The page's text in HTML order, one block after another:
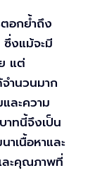
อกย้ำถึง
งแม้จะมี
แต่
ำนวนมาก
ละความ
าทนี้จึงเป็น
เนื้อหาและ
ละคุณภาพที่